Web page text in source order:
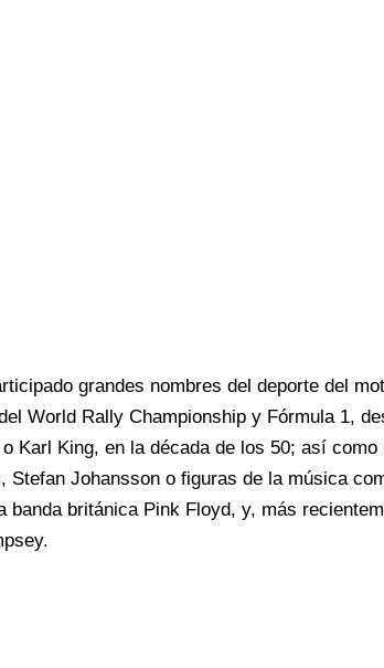
grandes nombres del deporte del
World Rally Championship y Fórmula 1,
Karl King, en la década de los 50; así
Stefan Johansson o figuras de la música
banda británica Pink Floyd, y, más